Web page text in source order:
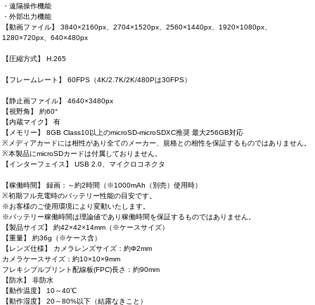
・遠隔操作機能
・外部出力機能
【動画ファイル】 3840×2160px、2704×1520px、2560×1440px、1920×1080px、
1280×720px、640×480px
【圧縮方式】 H.265
【フレームレート】 60FPS（4K/2.7K/2K/480Pは30FPS）
【静止画ファイル】 4640×3480px
【視野角】 約60°
【内蔵マイク】 有
【メモリー】 8GB Class10以上のmicroSD-microSDXC推奨 最大256GB対応
※メディアカードには相性があり全てのメーカー、規格との相性を保証するものではありません。
※本製品にmicroSDカードは付属しておりません。
【インターフェイス】 USB 2.0、マイクロコネクタ
【稼働時間】 録画：～約2時間（※1000mAh（別売）使用時）
※初期フル充電時のバッテリー性能の目安です。
※お客様のご使用環境により変動いたします。
※バッテリー稼働時間は理論値であり稼働時間を保証するものではありません。
【製品サイズ】 約42×42×14mm（※ケースサイズ）
【重量】 約36g（※ケース含）
【レンズ仕様】 カメラレンズサイズ：約Φ2mm
カメラケースサイズ：約10×10×9mm
フレキシブルプリント配線板(FPC)長さ：約90mm
【防水】 非防水
【動作温度】 10～40℃
【動作湿度】 20～80%以下（結露なきこと）